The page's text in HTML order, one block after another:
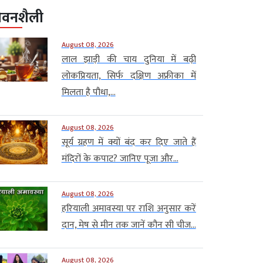
August 08, 2026
लाल झाड़ी की चाय दुनिया में बढ़ी
लोकप्रियता, सिर्फ दक्षिण अफ्रीका में
मिलता है पौधा,...
August 08, 2026
सूर्य ग्रहण में क्यों बंद कर दिए जाते हैं
मंदिरों के कपाट? जानिए पूजा और...
August 08, 2026
हरियाली अमावस्या पर राशि अनुसार करें
दान, मेष से मीन तक जानें कौन सी चीज...
August 08, 2026